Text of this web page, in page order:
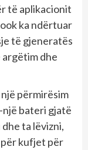
të aplikacionit
ka ndërtuar
të gjeneratës
argëtim dhe
përmirësim
një bateri gjatë
ta lëvizni,
kufjet për